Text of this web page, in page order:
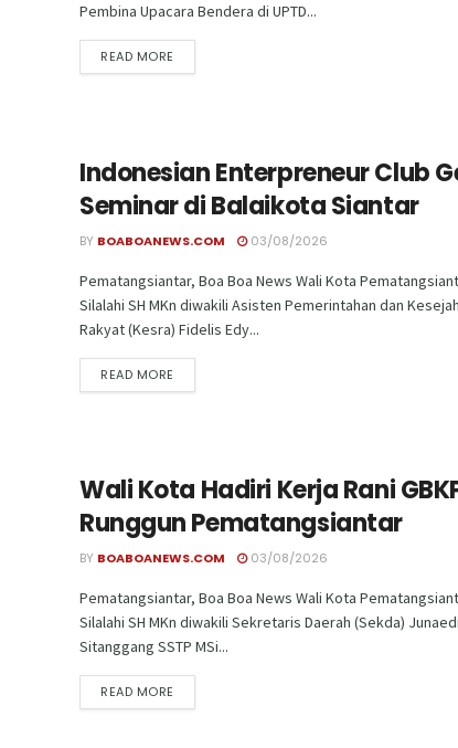
Pembina Upacara Bendera di UPTD...
READ MORE
Indonesian Enterpreneur Club
Seminar di Balaikota Siantar
BY BOABOANEWS.COM 03/08/2026
Pematangsiantar, Boa Boa News Wali Kota
Silalahi SH MKn diwakili Asisten Pemerintahan dan
Rakyat (Kesra) Fidelis Edy...
READ MORE
Wali Kota Hadiri Kerja Rani
Runggun Pematangsiantar
BY BOABOANEWS.COM 03/08/2026
Pematangsiantar, Boa Boa News Wali Kota
Silalahi SH MKn diwakili Sekretaris Daerah (Sekda)
Sitanggang SSTP MSi...
READ MORE